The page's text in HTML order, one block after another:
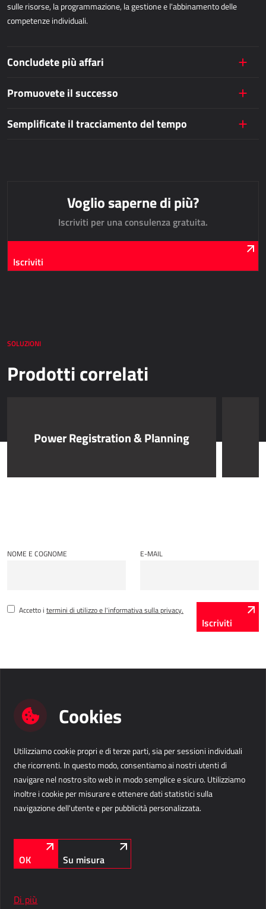
Dynamics 365 Business Central
Netronic - VAPS
APPROVVIGIONAMENTO
Dynamics 365 Business Central
LAVORO SUL CAMPO
SOLUZIONI PERSONALIZZATE
Power Registration & Planning
Infrastruttura informatica
Infrastruttura del server
Infrastruttura della rete
Supporto di sistema
sulle risorse, la programmazione, la gestione e l'abbinamento delle
competenze individuali.
Concludete più affari
Promuovete il successo
Semplificate il tracciamento del tempo
Voglio saperne di più?
Iscriviti per una consulenza gratuita.
Iscriviti
SOLUZIONI
Prodotti correlati
Power Registration & Planning
NOME E COGNOME E-MAIL
Accetto i termini di utilizzo e l'informativa sulla privacy.
Iscriviti
Contattaci
Business Solutions IT s.r.l.
Via Divisione Julia 60/E
33042 Buttrio (UD)
info@b-s.eu
+39 376 1313 303
LinkedIn Instagram
Protezione privacy
Cookies
Utilizziamo cookie propri e di terze parti, sia per sessioni individuali
che ricorrenti. In questo modo, consentiamo ai nostri utenti di
navigare nel nostro sito web in modo semplice e sicuro. Utilizziamo
inoltre i cookie per misurare e ottenere dati statistici sulla
navigazione dell'utente e per pubblicità personalizzata.
OK Su misura
Di più